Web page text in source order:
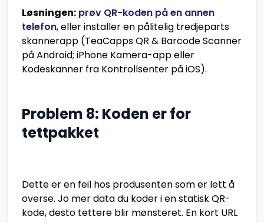
Løsningen: prøv QR-koden på en annen
telefon, eller installer en pålitelig tredjeparts
skannerapp (TeaCapps QR & Barcode Scanner
på Android; iPhone Kamera-app eller
Kodeskanner fra Kontrollsenter på iOS).
Problem 8: Koden er for
tettpakket
Dette er en feil hos produsenten som er lett å
overse. Jo mer data du koder i en statisk QR-
kode, desto tettere blir mønsteret. En kort URL